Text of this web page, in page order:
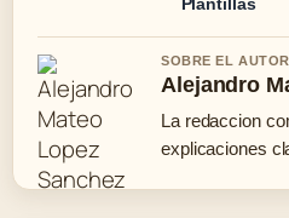
SOBRE EL AUTOR
Alejandro
La redaccion
explicaciones